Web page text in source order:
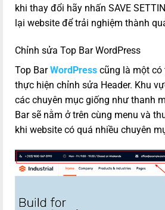
khi thay đổi hãy nhấn SAVE
lại website để trải nghiệm thành
Chỉnh sửa Top Bar WordPress
Top BarWordPress cũng là một có
thực hiện chỉnh sửa Header. Khu
các chuyên mục giống như thanh
Bar sẽ nằm ở trên cùng menu và
khi website có quá nhiều chuyên